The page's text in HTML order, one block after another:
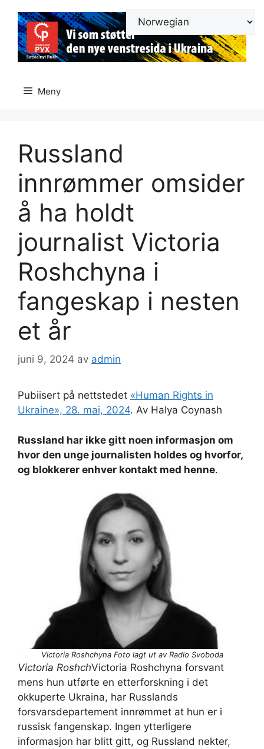
innhold
Meny
Russland
innrømmer omsider
å ha holdt
journalist Victoria
Roshchyna i
fangeskap i nesten
et år
juni 9, 2024 av admin
Pubiisert på nettstedet «Human Rights in
Ukraine», 28. mai, 2024. Av Halya Coynash
Russland har ikke gitt noen informasjon om
hvor den unge journalisten holdes og hvorfor,
og blokkerer enhver kontakt med henne.
Victoria Roshchyna Foto lagt ut av Radio Svoboda
Victoria RoshchVictoria Roshchyna forsvant
mens hun utførte en etterforskning i det
okkuperte Ukraina, har Russlands
forsvarsdepartement innrømmet at hun er i
russisk fangenskap. Ingen ytterligere
informasjon har blitt gitt, og Russland nekter,